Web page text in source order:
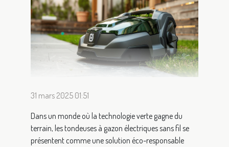
31 mars 2025 01:51
Dans un monde où la technologie verte gagne du
terrain, les tondeuses à gazon électriques sans fil se
présentent comme une solution éco-responsable